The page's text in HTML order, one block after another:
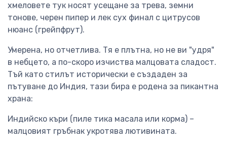
хмеловете тук носят усещане за трева, земни
тонове, черен пипер и лек сух финал с цитрусов
нюанс (грейпфрут).
Умерена, но отчетлива. Тя е плътна, но не ви "удря"
в небцето, а по-скоро изчиства малцовата сладост.
Тъй като стилът исторически е създаден за
пътуване до Индия, тази бира е родена за пикантна
храна:
Индийско къри (пиле тика масала или корма) –
малцовият гръбнак укротява лютивината.